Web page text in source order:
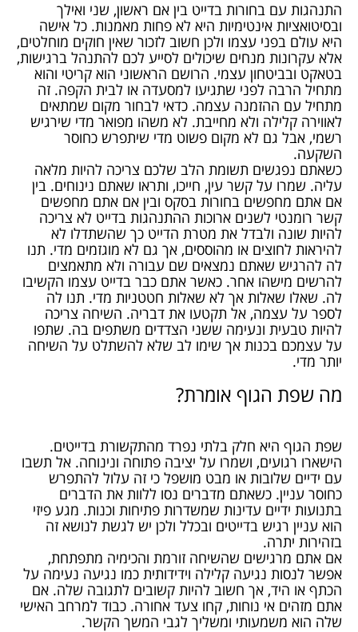
התנהגות עם בחורות בדייט בין אם ראשון, שני ואילך
ובסיטואציות אינטימיות היא לא פחות מאמנות. כל אישה
היא עולם בפני עצמו ולכן חשוב לזכור שאין חוקים מוחלטים,
אלא עקרונות מנחים שיכולים לסייע לכם להתנהל ברגישות,
בטאקט ובביטחון עצמי. הרושם הראשוני הוא קריטי והוא
מתחיל הרבה לפני שתגיעו למסעדה או לבית הקפה. זה
מתחיל עם ההזמנה עצמה. כדאי לבחור מקום שמתאים
לאווירה קלילה ולא מחייבת. לא משהו מפואר מדי שירגיש
רשמי, אבל גם לא מקום פשוט מדי שיתפרש כחוסר
השקעה.
כשאתם נפגשים תשומת הלב שלכם צריכה להיות מלאה
עליה. שמרו על קשר עין, חייכו, ותראו שאתם נינוחים. בין
אם אתם מחפשים בחורות בסקס ובין אם אתם מחפשים
קשר רומנטי לשנים ארוכות ההתנהגות בדייט לא צריכה
להיות שונה ולבדל את מטרת הדייט כך שהשתדלו לא
להיראות לחוצים או מהוססים, אך גם לא מוגזמים מדי. תנו
לה להרגיש שאתם נמצאים שם עבורה ולא מתאמצים
להרשים מישהו אחר. כאשר אתם כבר בדייט עצמו הקשיבו
לה. שאלו שאלות אך לא שאלות חטטניות מדי. תנו לה
לספר על עצמה, אל תקטעו את דבריה. השיחה צריכה
להיות טבעית ונעימה ששני הצדדים משתפים בה. שתפו
על עצמכם בכנות אך שימו לב שלא להשתלט על השיחה
יותר מדי.
מה שפת הגוף אומרת?
שפת הגוף היא חלק בלתי נפרד מהתקשורת בדייטים.
הישארו רגועים, ושמרו על יציבה פתוחה ונינוחה. אל תשבו
עם ידיים שלובות או מבט מושפל כי זה עלול להתפרש
כחוסר עניין. כשאתם מדברים נסו ללוות את הדברים
בתנועות ידיים עדינות שמשדרות פתיחות וכנות. מגע פיזי
הוא עניין רגיש בדייטים ובכלל ולכן יש לגשת לנושא זה
בזהירות יתרה.
אם אתם מרגישים שהשיחה זורמת והכימיה מתפתחת,
אפשר לנסות נגיעה קלילה וידידותית כמו נגיעה נעימה על
הכתף או היד, אך חשוב להיות קשובים לתגובה שלה. אם
אתם מזהים אי נוחות, קחו צעד אחורה. כבוד למרחב האישי
שלה הוא משמעותי ומשליך לגבי המשך הקשר.